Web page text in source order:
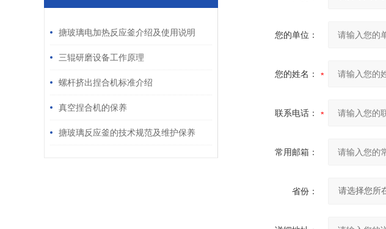
搪玻璃电加热反应釜介绍及使用说明
三辊研磨设备工作原理
螺杆挤出捏合机标准介绍
真空捏合机的保养
搪玻璃反应釜的技术规范及维护保养
您的单位：
您的姓名：
联系电话：
常用邮箱：
省份：